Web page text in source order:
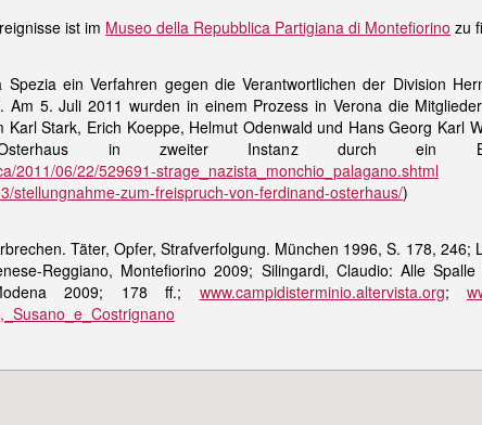
ist im Museo della Repubblica Partigiana di Montefiorino zu
ein Verfahren gegen die Verantwortlichen der Division
5. Juli 2011 wurden in einem Prozess in Verona die
Stark, Erich Koeppe, Helmut Odenwald und Hans Georg Karl
in zweiter Instanz durch ein
2011/06/22/529691-strage_nazista_monchio_palagano.shtml
stellungnahme-zum-freispruch-von-ferdinand-osterhaus/)
Täter, Opfer, Strafverfolgung. München 1996, S. 178,
Reggiano, Montefiorino 2009; Silingardi, Claudio: Alle
2009; 178 ff.; www.campidisterminio.altervista.org;